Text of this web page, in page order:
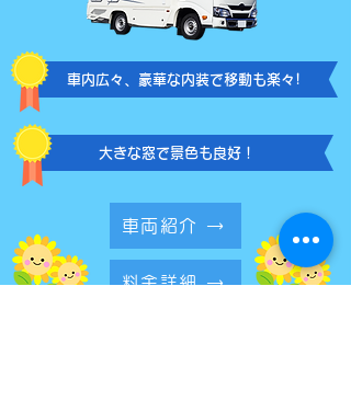
​車内広々、豪華な内装で移動も楽々!
​大きな窓で景色も良好！
車両紹介 →
料金詳細 →